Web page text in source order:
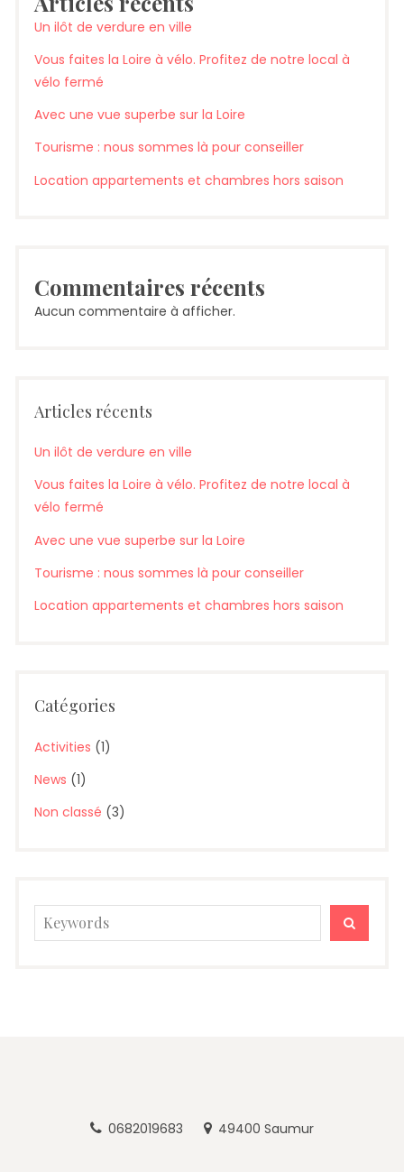
Un ilôt de verdure en ville
Vous faites la Loire à vélo. Profitez de notre local à
vélo fermé
Avec une vue superbe sur la Loire
Tourisme : nous sommes là pour conseiller
Location appartements et chambres hors saison
Commentaires récents
Aucun commentaire à afficher.
Articles récents
Un ilôt de verdure en ville
Vous faites la Loire à vélo. Profitez de notre local à
vélo fermé
Avec une vue superbe sur la Loire
Tourisme : nous sommes là pour conseiller
Location appartements et chambres hors saison
Catégories
Activities (1)
News (1)
Non classé (3)
Search
for:
0682019683 49400 Saumur